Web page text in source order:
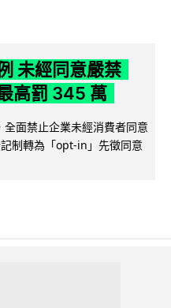
未經同意嚴禁
高罰 345 萬
面禁止企業未經消費者同意
制轉為「opt-in」先徵同意